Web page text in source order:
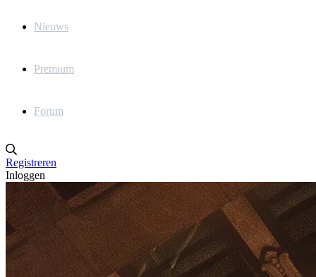
Nieuws
Premium
Forum
Registreren
Inloggen